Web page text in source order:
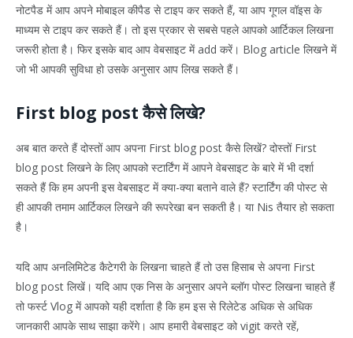
नोटपैड में आप अपने मोबाइल कीपैड से टाइप कर सकते हैं, या आप गूगल वॉइस के
माध्यम से टाइप कर सकते हैं। तो इस प्रकार से सबसे पहले आपको आर्टिकल लिखना
जरूरी होता है। फिर इसके बाद आप वेबसाइट में add करें। Blog article लिखने में
जो भी आपकी सुविधा हो उसके अनुसार आप लिख सकते हैं।
First blog post कैसे लिखे?
अब बात करते हैं दोस्तों आप अपना First blog post कैसे लिखें? दोस्तों First
blog post लिखने के लिए आपको स्टार्टिंग में आपने वेबसाइट के बारे में भी दर्शा
सकते हैं कि हम अपनी इस वेबसाइट में क्या-क्या बताने वाले हैं? स्टार्टिंग की पोस्ट से
ही आपकी तमाम आर्टिकल लिखने की रूपरेखा बन सकती है। या Nis तैयार हो सकता
है।
यदि आप अनलिमिटेड कैटेगरी के लिखना चाहते हैं तो उस हिसाब से अपना First
blog post लिखें। यदि आप एक निस के अनुसार अपने ब्लॉग पोस्ट लिखना चाहते हैं
तो फर्स्ट Vlog में आपको यही दर्शाता है कि हम इस से रिलेटेड अधिक से अधिक
जानकारी आपके साथ साझा करेंगे। आप हमारी वेबसाइट को vigit करते रहें,